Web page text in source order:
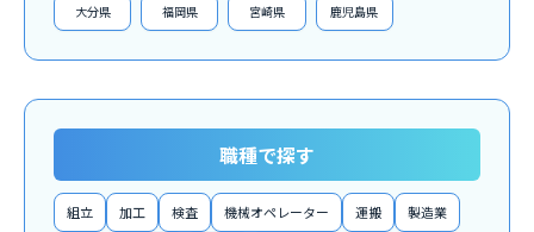
大分県 福岡県 宮崎県 鹿児島県
職種で探す
組立 加工 検査 機械オペレーター 運搬 製造業